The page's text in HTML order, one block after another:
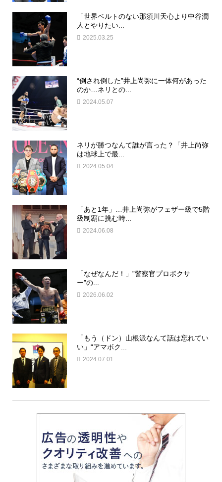
「世界ベルトのない那須川天心より中谷潤
人とやりたい...
2025.03.25
“倒され倒した”井上尚弥に一体何があった
のか…ネリとの...
2024.05.07
ネリが勝つなんて誰が言った？「井上尚弥
は地球上で最...
2024.05.04
「あと1年」…井上尚弥がフェザー級で5階
級制覇に挑む時...
2024.06.08
「なぜなんだ！」”警察官プロボクサ
ー”の...
2026.06.02
「もう（ドン）山根派なんて話は忘れてい
い」“アマボク...
2024.07.01